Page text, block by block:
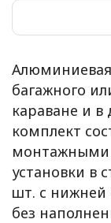
багажного
караване и в
комплект
монтажными
установки в
шт. с нижней
без